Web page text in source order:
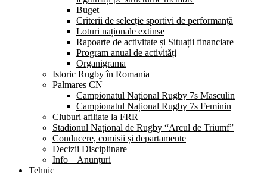
Buget
Criterii de selecție sportivi de performanță
Loturi naționale extinse
Rapoarte de activitate și Situații financiare
Program anual de activități
Organigrama
Istoric Rugby în Romania
Palmares CN
Campionatul Național Rugby 7s Masculin
Campionatul Național Rugby 7s Feminin
Cluburi afiliate la FRR
Stadionul Național de Rugby “Arcul de Triumf”
Conducere, comisii și departamente
Decizii Disciplinare
Info – Anunțuri
Tehnic